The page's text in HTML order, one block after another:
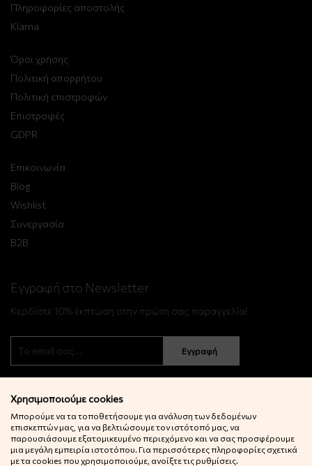
Πληροφορίες αποστολής
Klarna
Όροι χρήσης
Πολιτική απορρήτου
Πολιτική επιστροφών
Επιστροφές
GDPR
Επικοινωνία
Blog
Wishlist
Συνεργασία
B2B
Εγγραφή στο Newsletter
Κερδίστε 10% έκπτωση στην πρώτη σας παραγγελία!
Εγγραφή
© 2022 Little Big Things. Αll rights reserved.
Χρησιμοποιούμε cookies
Μπορούμε να τα τοποθετήσουμε για ανάλυση των δεδομένων
επισκεπτών μας, για να βελτιώσουμε τον ιστότοπό μας, να
παρουσιάσουμε εξατομικευμένο περιεχόμενο και να σας προσφέρουμε
μια μεγάλη εμπειρία ιστοτόπου. Για περισσότερες πληροφορίες σχετικά
με τα cookies που χρησιμοποιούμε, ανοίξτε τις ρυθμίσεις.